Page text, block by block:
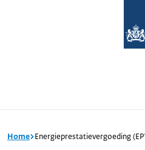
Home Energieprestatievergoeding